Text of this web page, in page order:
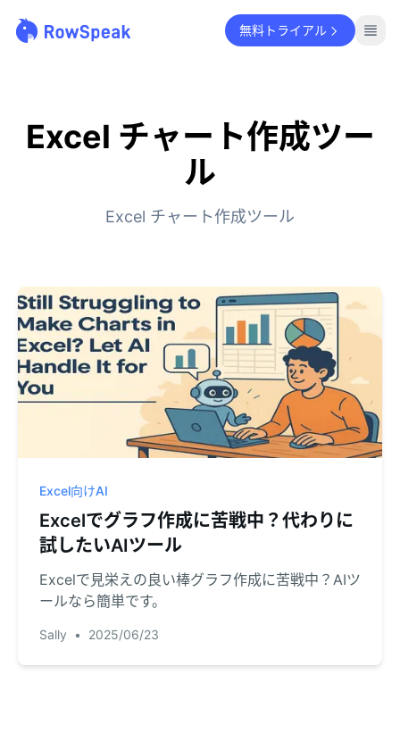
無料トライアル
Excel チャート作成ツー
ル
Excel チャート作成ツール
Excel向けAI
Excelでグラフ作成に苦戦中？代わりに
試したいAIツール
Excelで見栄えの良い棒グラフ作成に苦戦中？AIツ
ールなら簡単です。
Sally • 2025/06/23